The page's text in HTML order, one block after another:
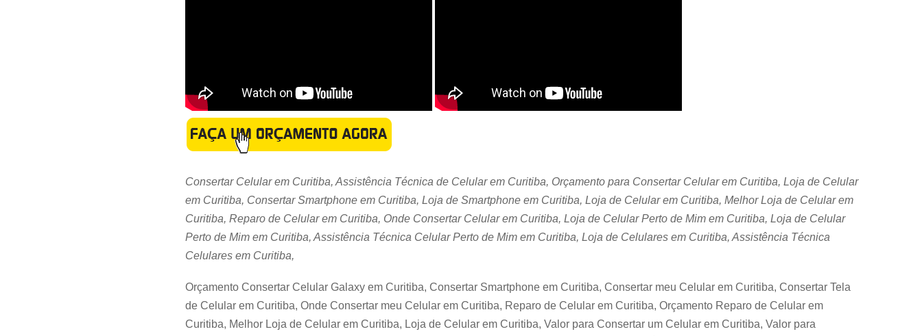
Consertar Celular em Curitiba, Assistência Técnica de Celular em Curitiba, Orçamento para Consertar Celular em Curitiba, Loja de Celular
em Curitiba, Consertar Smartphone em Curitiba, Loja de Smartphone em Curitiba, Loja de Celular em Curitiba, Melhor Loja de Celular em
Curitiba, Reparo de Celular em Curitiba, Onde Consertar Celular em Curitiba, Loja de Celular Perto de Mim em Curitiba, Loja de Celular
Perto de Mim em Curitiba, Assistência Técnica Celular Perto de Mim em Curitiba, Loja de Celulares em Curitiba, Assistência Técnica
Celulares em Curitiba,
Orçamento Consertar Celular Galaxy em Curitiba, Consertar Smartphone em Curitiba, Consertar meu Celular em Curitiba, Consertar Tela
de Celular em Curitiba, Onde Consertar meu Celular em Curitiba, Reparo de Celular em Curitiba, Orçamento Reparo de Celular em
Curitiba, Melhor Loja de Celular em Curitiba, Loja de Celular em Curitiba, Valor para Consertar um Celular em Curitiba, Valor para